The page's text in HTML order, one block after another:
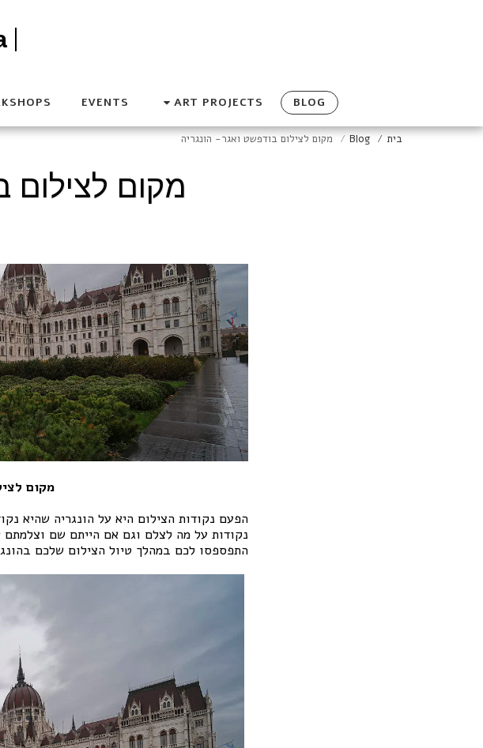
BLOG
ART PROJECTS
EVENTS
בית Blog מקום לצילום בודפשט ואגר- הונגריה
מקום לצילום
מקום
הפעם נקודות הצילום היא על הונגריה שהיא
נקודות על מה לצלם וגם אם הייתם שם וצלמתם
התפספסו לכם במהלך טיול הצילום שלכם